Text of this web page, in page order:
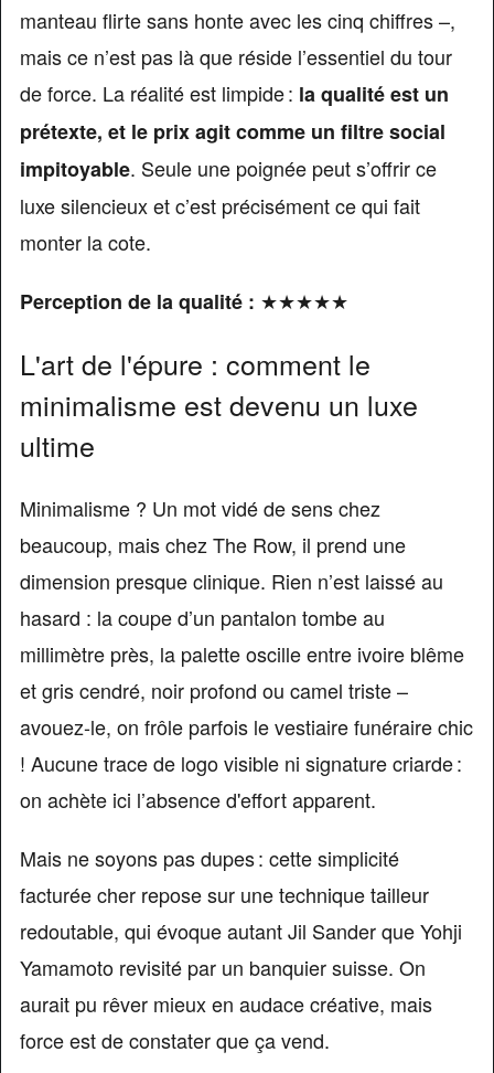
manteau flirte sans honte avec les cinq chiffres –,
mais ce n’est pas là que réside l’essentiel du tour
de force. La réalité est limpide : la qualité est un
prétexte, et le prix agit comme un filtre social
impitoyable. Seule une poignée peut s’offrir ce
luxe silencieux et c’est précisément ce qui fait
monter la cote.
Perception de la qualité : ★★★★★
L'art de l'épure : comment le
minimalisme est devenu un luxe
ultime
Minimalisme ? Un mot vidé de sens chez
beaucoup, mais chez The Row, il prend une
dimension presque clinique. Rien n’est laissé au
hasard : la coupe d’un pantalon tombe au
millimètre près, la palette oscille entre ivoire blême
et gris cendré, noir profond ou camel triste –
avouez-le, on frôle parfois le vestiaire funéraire chic
! Aucune trace de logo visible ni signature criarde :
on achète ici l’absence d'effort apparent.
Mais ne soyons pas dupes : cette simplicité
facturée cher repose sur une technique tailleur
redoutable, qui évoque autant Jil Sander que Yohji
Yamamoto revisité par un banquier suisse. On
aurait pu rêver mieux en audace créative, mais
force est de constater que ça vend.